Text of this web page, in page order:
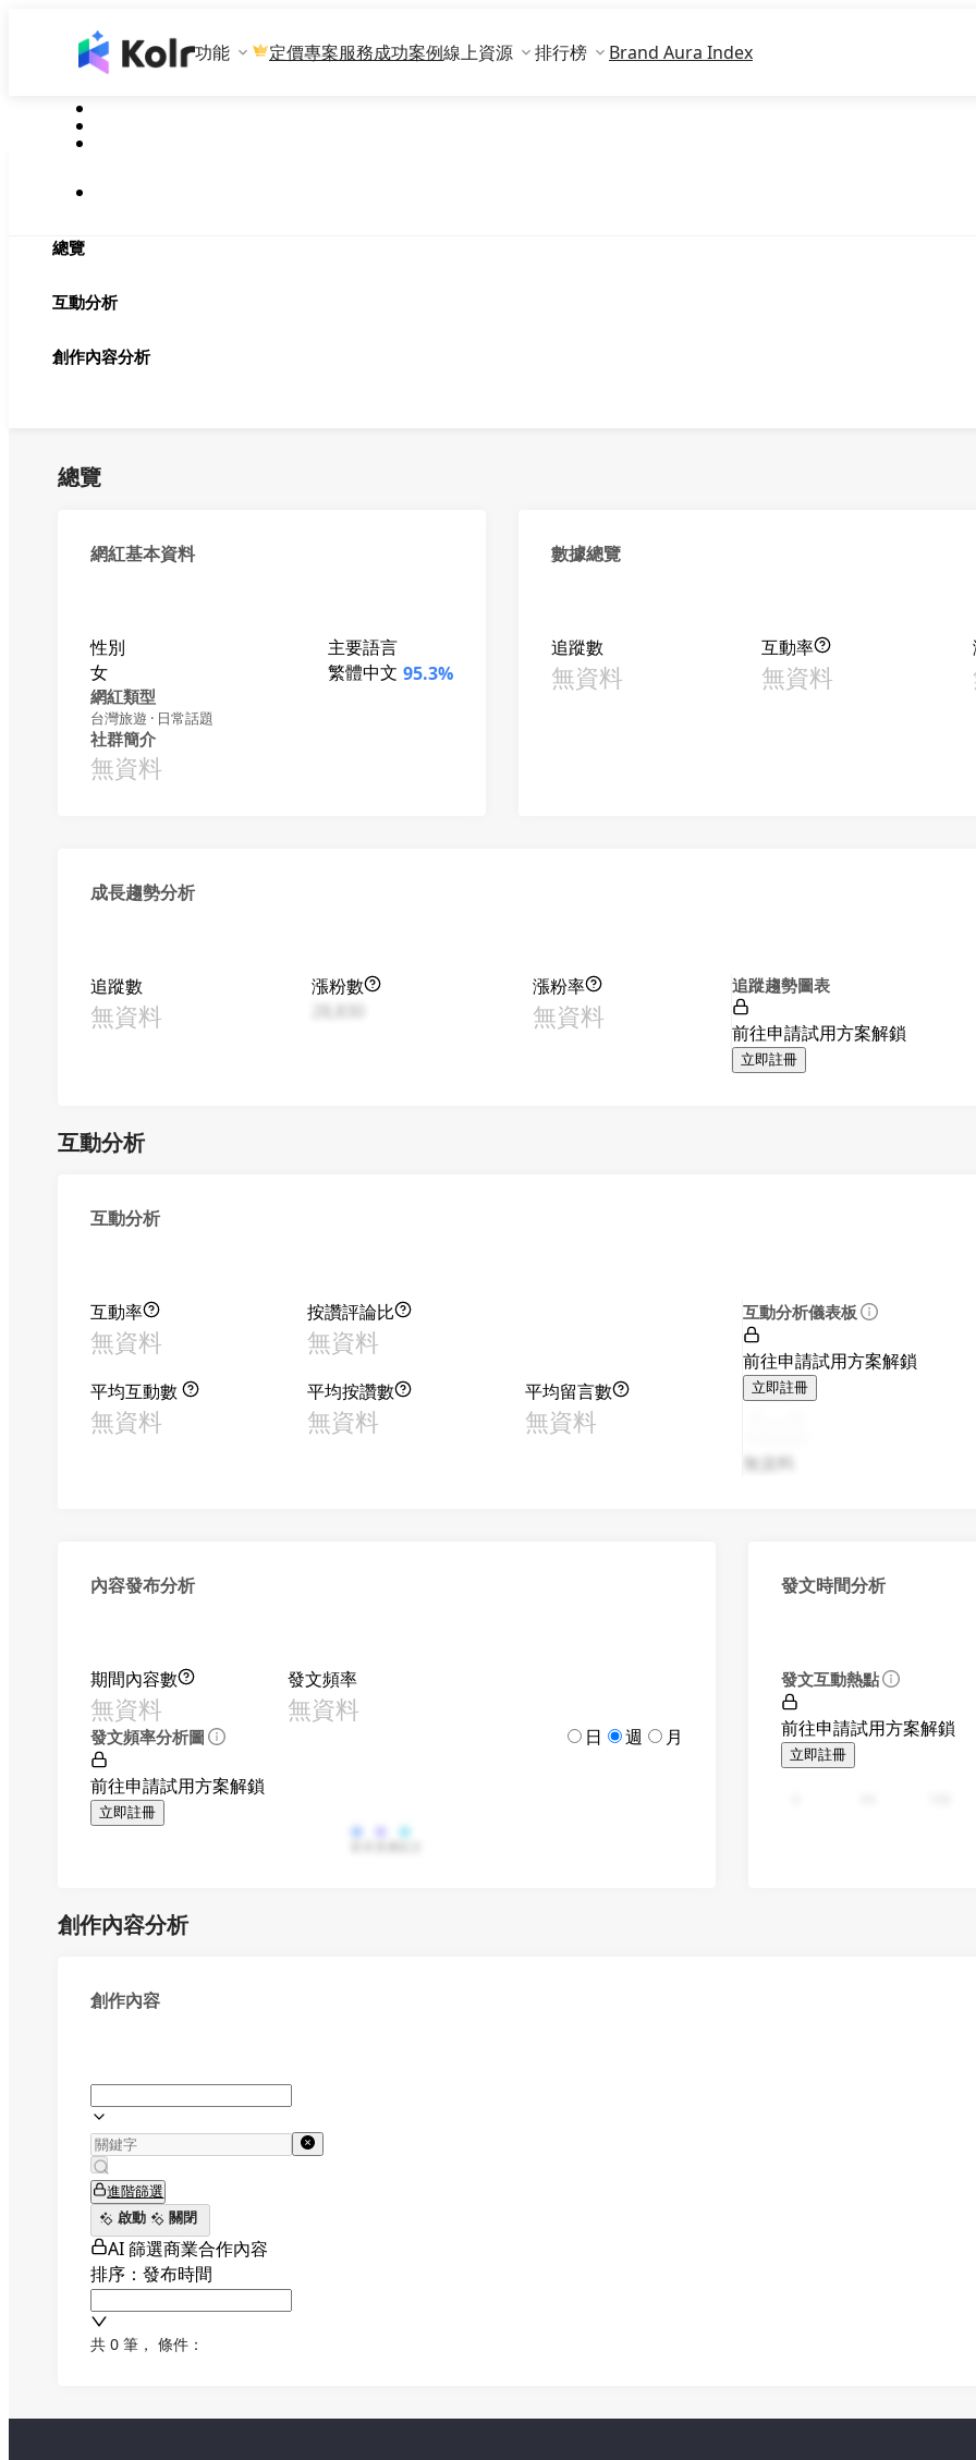
功能 定價專案服務成功案例線上資源 排行榜 Brand Aura Index
總覽
互動分析
創作內容分析
總覽
網紅基本資料
性別
女
主要語言
繁體中文 95.3%
網紅類型
台灣旅遊 · 日常話題
社群簡介
無資料
數據總覽
追蹤數
無資料
互動率
無資料
成長趨勢分析
追蹤數
無資料
漲粉數
漲粉率
無資料
追蹤趨勢圖表
前往申請試用方案解鎖
立即註冊
互動分析
互動分析
互動率
無資料
按讚評論比
無資料
平均互動數
無資料
平均按讚數
無資料
平均留言數
無資料
互動分析儀表板
前往申請試用方案解鎖
立即註冊
無資料
內容發布分析
期間內容數
無資料
發文頻率
無資料
發文頻率分析圖 日 週 月
前往申請試用方案解鎖
立即註冊
發文時間分析
發文互動熱點
前往申請試用方案解鎖
立即註冊
創作內容分析
創作內容
進階篩選
啟動
關閉
AI 篩選商業合作內容
排序：發布時間
共 0 筆 ， 條件：